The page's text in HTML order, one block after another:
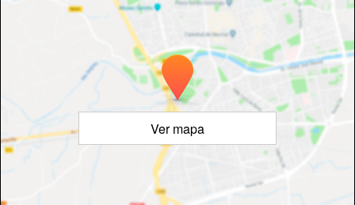
Ver mapa